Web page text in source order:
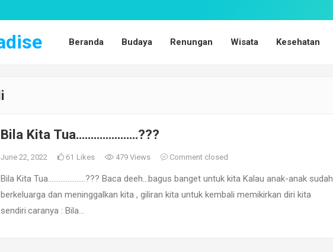
Beranda Budaya Renungan Wisata Kesehatan
Bila Kita Tua…………………???
June 22, 2022 61 Likes 479 Views Comment closed
Bila Kita Tua…………………??? Baca deeh…bagus banget untuk kita Kalau anak-anak sudah
berkeluarga dan meninggalkan kita , giliran kita untuk kembali memikirkan diri kita
sendiri.caranya : Bila…